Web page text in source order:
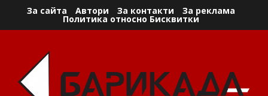
За сайта Автори За контакти За реклама
Политика относно Бисквитки